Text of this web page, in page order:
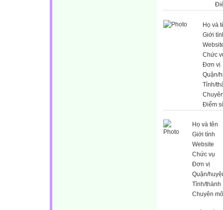
Họ và
Giới
Chức
Đơn vị
Quận/
Tỉnh/
Điểm
Họ và tên
Giới tính
Website
Chức vụ
Đơn vị
Quận/
Tỉnh/thành
Chuyên